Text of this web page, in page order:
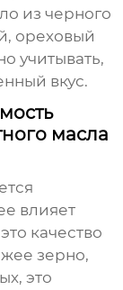
из черного
ореховый
учитывать,
вкус.
масла
влияет
качество
зерно,
это